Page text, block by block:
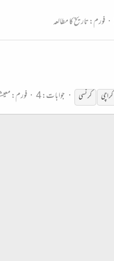
فورم:تاریخ کا مطالعہ
کراچی کرنسی جوابات: 4 فورم: